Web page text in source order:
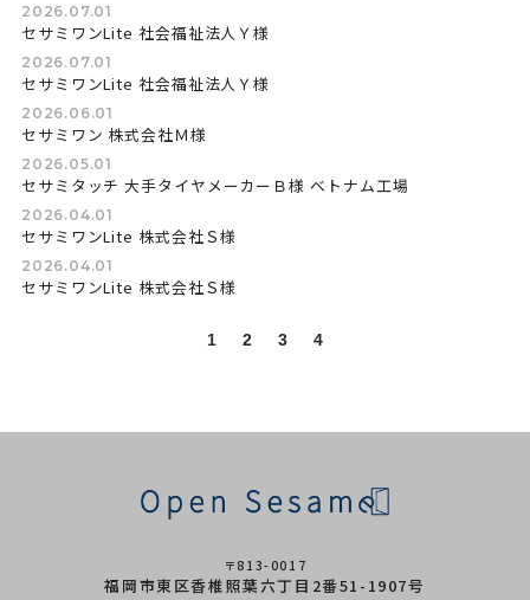
2026.07.01
セサミワンLite 社会福祉法人Ｙ様
2026.07.01
セサミワンLite 社会福祉法人Ｙ様
2026.06.01
セサミワン 株式会社Ｍ様
2026.05.01
セサミタッチ 大手タイヤメーカーＢ様 ベトナム工場
2026.04.01
セサミワンLite 株式会社Ｓ様
2026.04.01
セサミワンLite 株式会社Ｓ様
1 2 3 4
〒813-0017
福岡市東区香椎照葉六丁目2番51-1907号